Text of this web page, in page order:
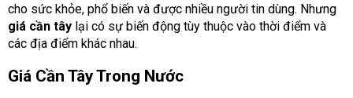
cho sức khỏe, phổ biến và được nhiều người tin dùng. Nhưng
giá cần tây lại có sự biến động tùy thuộc vào thời điểm và
các địa điểm khác nhau.
Giá Cần Tây Trong Nước